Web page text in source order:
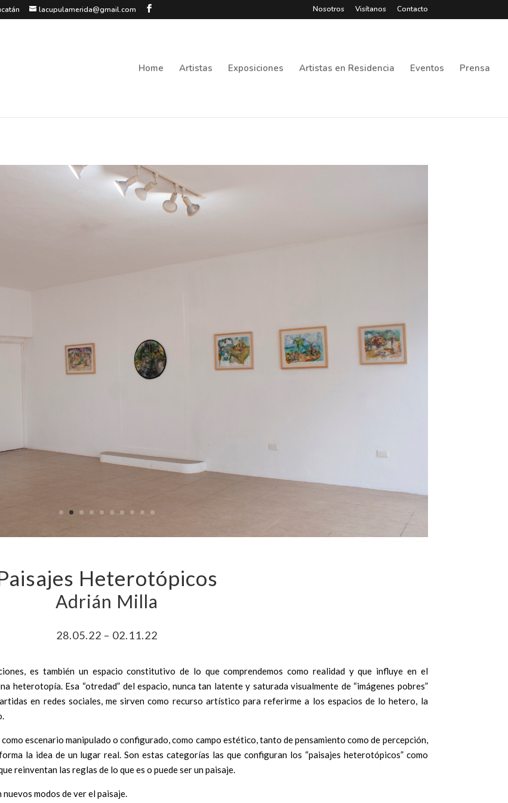
lacupulamerida@gmail.com Nosotros Visítanos Contacto
Home Artistas Exposiciones Artistas en Residencia Eventos Prensa
Heterotópicos
Adrián Milla
28.05.22 – 02.11.22
es también un espacio constitutivo de lo que comprendemos como realidad y que influye en el
heterotopía. Esa “otredad” del espacio, nunca tan latente y saturada visualmente de “imágenes pobres”
en redes sociales, me sirven como recurso artístico para referirme a los espacios de lo hetero, la
escenario manipulado o configurado, como campo estético, tanto de pensamiento como de percepción,
la idea de un lugar real. Son estas categorías las que configuran los “paisajes heterotópicos” como
reinventan las reglas de lo que es o puede ser un paisaje.
modos de ver el paisaje.